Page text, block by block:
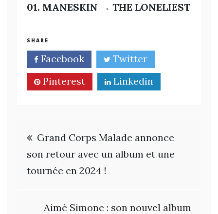
01. MANESKIN → THE LONELIEST
SHARE
Facebook
Twitter
Pinterest
Linkedin
Navigation
de
Grand Corps Malade annonce
son retour avec un album et une
tournée en 2024 !
Aimé Simone : son nouvel album